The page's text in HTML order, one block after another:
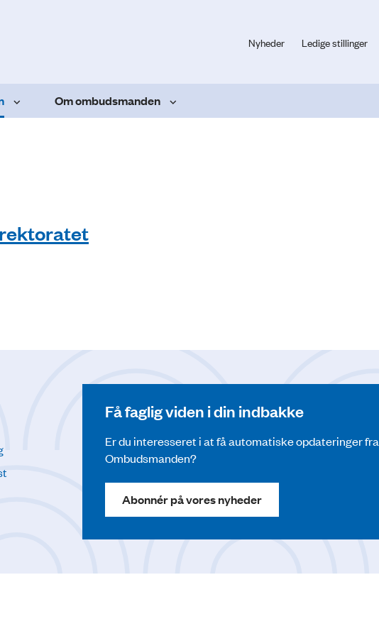
Nyheder Ledige stillinger
Om ombudsmanden
Få faglig viden i din indbakke
Er du interesseret i at få automatiske opdateringer fra
Ombudsmanden?
Abonnér på vores nyheder